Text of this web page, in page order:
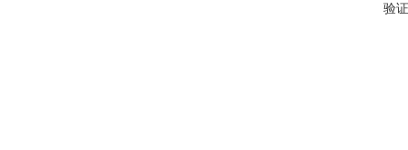
验